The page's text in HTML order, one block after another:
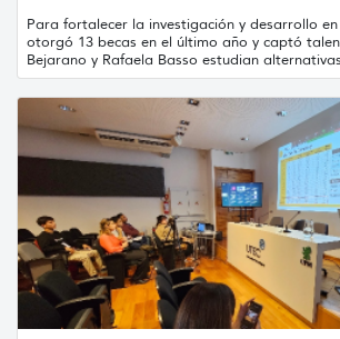
Para fortalecer la investigación y desarrollo
otorgó 13 becas en el último año y captó
Bejarano y Rafaela Basso estudian